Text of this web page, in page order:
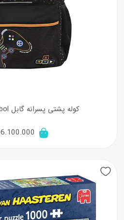
کوله پشتی پسرانه گابل Gabol مدل Virtual
6.100.000